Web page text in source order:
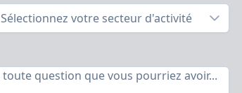
Sélectionnez votre secteur d'activité